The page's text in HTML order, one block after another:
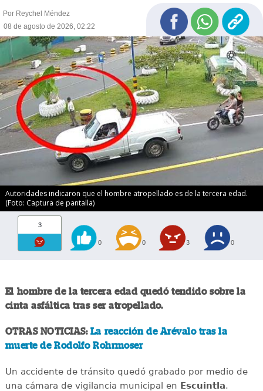
Por Reychel Méndez
08 de agosto de 2026, 02:22
Autoridades indicaron que el hombre atropellado es de la tercera edad.
(Foto: Captura de pantalla)
3
0 0 3 0
El hombre de la tercera edad quedó tendido sobre la
cinta asfáltica tras ser atropellado.
OTRAS NOTICIAS: La reacción de Arévalo tras la
muerte de Rodolfo Rohrmoser
Un accidente de tránsito quedó grabado por medio de
una cámara de vigilancia municipal en Escuintla.